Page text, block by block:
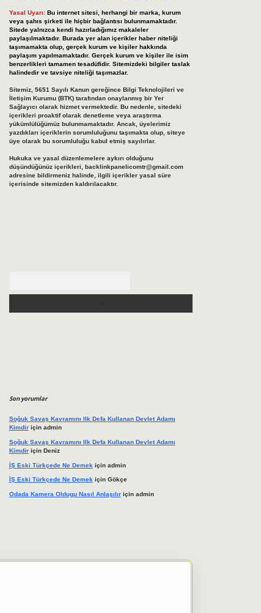
Yasal Uyarı: Bu internet sitesi, herhangi bir marka, kurum
veya şahıs şirketi ile hiçbir bağlantısı bulunmamaktadır.
Sitede yalnızca kendi hazırladığımız makaleler
paylaşılmaktadır. Burada yer alan içerikler haber niteliği
taşımamakta olup, gerçek kurum ve kişiler hakkında
paylaşım yapılmamaktadır. Gerçek kurum ve kişiler ile isim
benzerlikleri tamamen tesadüfidir. Sitemizdeki bilgiler taslak
halindedir ve tavsiye niteliği taşımazlar.
Sitemiz, 5651 Sayılı Kanun gereğince Bilgi Teknolojileri ve
İletişim Kurumu (BTK) tarafından onaylanmış bir Yer
Sağlayıcı olarak hizmet vermektedir. Bu nedenle, sitedeki
içerikleri proaktif olarak denetleme veya araştırma
yükümlülüğümüz bulunmamaktadır. Ancak, üyelerimiz
yazdıkları içeriklerin sorumluluğunu taşımakta olup, siteye
üye olarak bu sorumluluğu kabul etmiş sayılırlar.
Hukuka ve yasal düzenlemelere aykırı olduğunu
düşündüğünüz içerikleri, backlinkpanelicomtr@gmail.com
adresine bildirmeniz halinde, ilgili içerikler yasal süre
içerisinde sitemizden kaldırılacaktır.
Son yorumlar
Soğuk Savaş Kavramını Ilk Defa Kullanan Devlet Adamı
Kimdiriçin admin
Soğuk Savaş Kavramını Ilk Defa Kullanan Devlet Adamı
Kimdiriçin Deniz
İŞ Eski Türkçede Ne Demek için admin
İŞ Eski Türkçede Ne Demek için Gökçe
Odada Kamera Oldugu Nasıl Anlaşılıriçin admin